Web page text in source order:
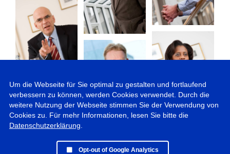
Um die Webseite für Sie optimal zu gestalten und fortlaufend
verbessern zu können, werden Cookies verwendet. Durch die
weitere Nutzung der Webseite stimmen Sie der Verwendung von
Cookies zu. Für mehr Informationen, lesen Sie bitte die
Datenschutzerklärung
Opt-out of Google Analytics